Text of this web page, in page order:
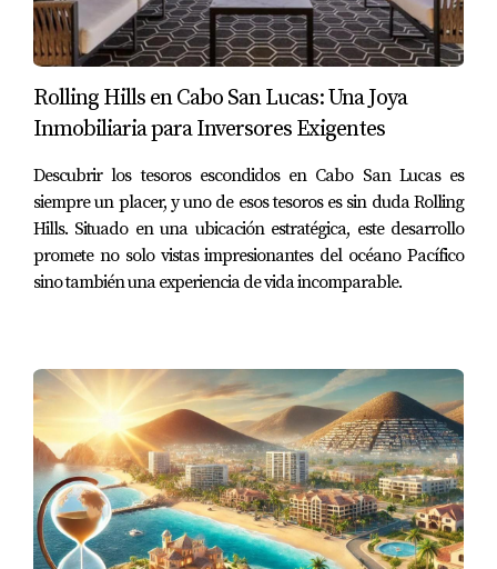
Playa Los Cerritos:
perfecta parasurfear o simplemente relajarse.
¿Te imaginasenseñando a tus hijos a surfear
tomando una siesta bajo el solsin el bullicio de
las playas abarrotadas?
Yo lo hice… y no quería irme.
Playa San Pedrito:
Y si no,sus atardeceres y su pazson suficientes
para recargar cualquier alma cansada.
Un Estilo de Vida Que Te Atrapa
Algo queme fascinóde Pescadero essu estilo de
vida relajado.
Rolling Hills en Cabo San Lucas: Una Joya
Inmobiliaria para Inversores Exigentes
Descubrir los tesoros escondidos en Cabo San Lucas es
siempre un placer, y uno de esos tesoros es sin duda Rolling
Hills. Situado en una ubicación estratégica, este desarrollo
promete no solo vistas impresionantes del océano Pacífico
sino también una experiencia de vida incomparable.